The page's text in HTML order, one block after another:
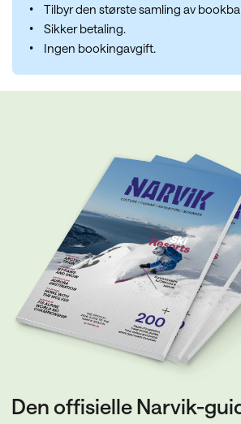
Tilbyr den største samling av
Sikker betaling.
Ingen bookingavgift.
Den offisielle Narvik-